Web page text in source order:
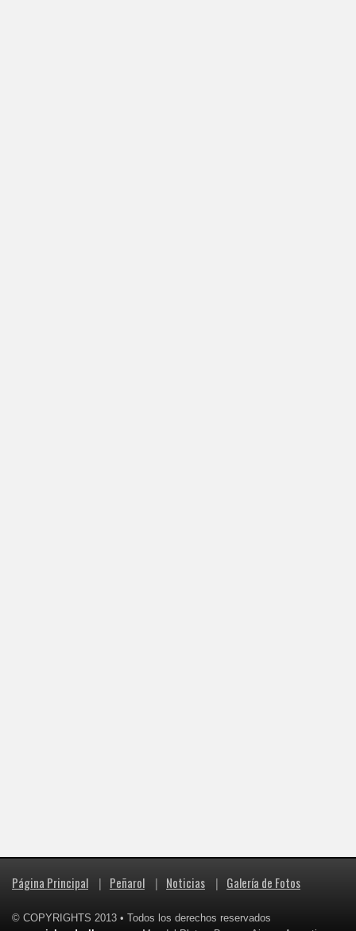
Página Principal | Peñarol | Noticias | Galería de Fotos
© COPYRIGHTS 2013 • Todos los derechos reservados